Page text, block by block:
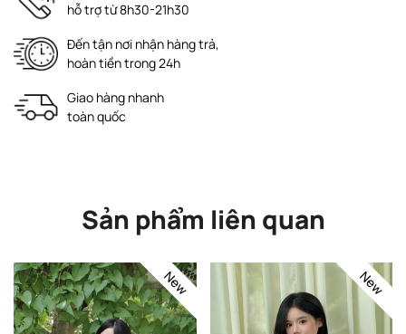
hỗ trợ từ 8h30-21h30
Đến tận nơi nhận hàng trả,
hoàn tiền trong 24h
Giao hàng nhanh
toàn quốc
Sản phẩm liên quan
New New